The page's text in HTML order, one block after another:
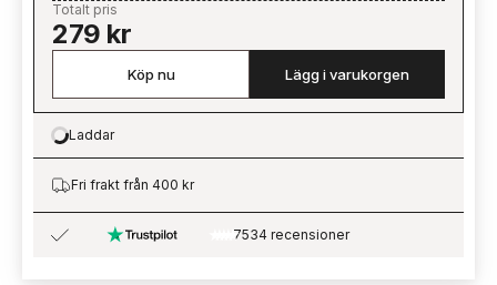
Totalt pris
279 kr
Köp nu Lägg i varukorgen
Loading…
Laddar
Fri frakt från 400 kr
7534 recensioner